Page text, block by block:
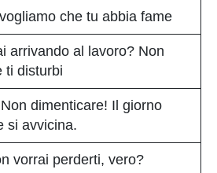
che tu abbia fame
arrivando al lavoro? Non
ti disturbi
dimenticare! Il giorno
si avvicina.
vorrai perderti, vero?